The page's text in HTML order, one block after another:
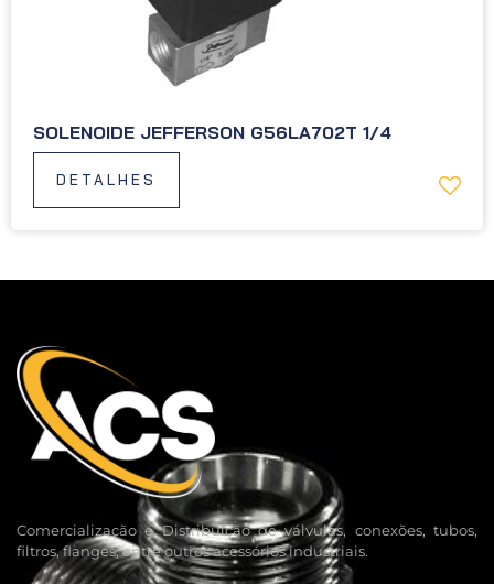
SOLENOIDE JEFFERSON G56LA702T 1/4
DETALHES
Comercialização e Distribuição de válvulas, conexões, tubos,
filtros, flanges, entre outros acessórios industriais.